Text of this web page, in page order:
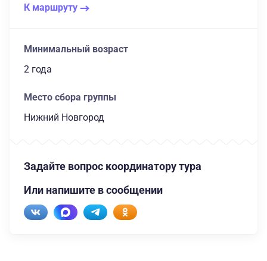
К маршруту
Минимальный возраст
2 года
Место сбора группы
Нижний Новгород
Задайте вопрос координатору тура
Или напишите в сообщении